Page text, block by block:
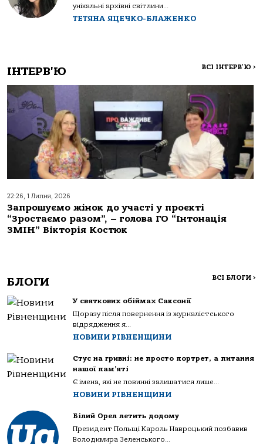
унікальні архівні світлини...
ТЕТЯНА ЯЦЕЧКО-БЛАЖЕНКО
ІНТЕРВ'Ю ВСІ ІНТЕРВ'Ю >
22:26, 1 Липня, 2026
Запрошуємо жінок до участі у проєкті
“Зростаємо разом”, – голова ГО “Інтонація
ЗМІН” Вікторія Костюк
БЛОГИ ВСІ БЛОГИ >
У святкових обіймах Саксонії
Щоразу після повернення із журналістського
відрядження я...
НОВИНИ РІВНЕНЩИНИ
Стус на гривні: не просто портрет, а питання
нашої пам’яті
Є імена, які не повинні залишатися лише...
НОВИНИ РІВНЕНЩИНИ
Білий Орел летить додому
Президент Польщі Кароль Навроцький позбавив
Володимира Зеленського...